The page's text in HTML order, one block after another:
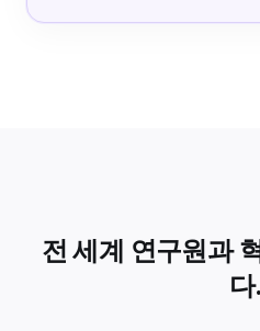
전 세계 연구원과
다.